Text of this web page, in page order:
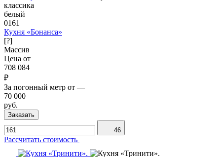
классика
белый
0161
Кухня «Бонанса»
[?]
Массив
Цена от
708 084
₽
За погонный метр от —
70 000
руб.
Заказать
46
Рассчитать стоимость